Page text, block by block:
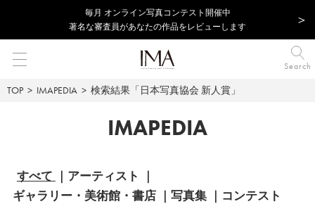
毎⽉ オンライン写真コンテスト開催中
著名な審査員があなたの作品をレビューします
Search
TOP IMAPEDIA 検索結果「日本写真協会 新人賞」
IMAPEDIA
すべて
アーティスト
ギャラリー・美術館・書店
写真集 コンテスト